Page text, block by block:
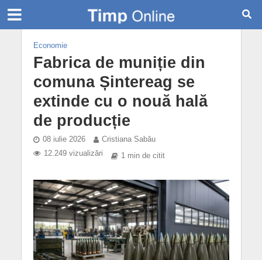
Economie
Fabrica de muniție din
comuna Șintereag se
extinde cu o nouă hală
de producție
08 iulie 2026
Cristiana Sabău
12.249 vizualizări
1 min de citit